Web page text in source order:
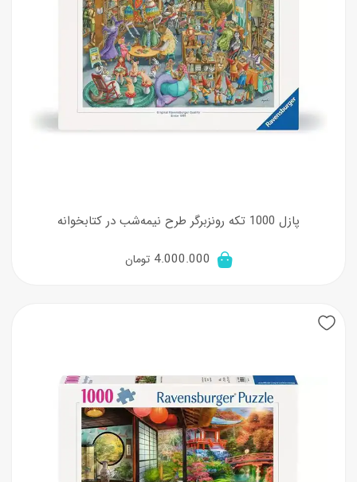
پازل 1000 تکه رونزبرگر طرح نیمه‌شب در کتابخوانه
4.000.000 تومان